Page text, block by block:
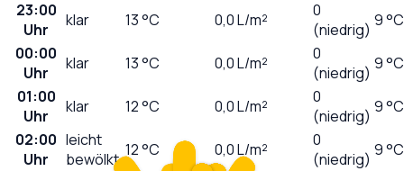
23:00
Uhr
klar 13°C 0,0L/m²
0
(niedrig) 9 °C
00:00
Uhr
klar 13°C 0,0L/m²
0
(niedrig) 9 °C
01:00
Uhr
klar 12°C 0,0L/m²
0
(niedrig) 9 °C
02:00
Uhr
leicht
bewölkt 12°C 0,0L/m²
0
(niedrig) 9 °C